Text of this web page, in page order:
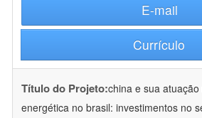
E-mail
Currículo
Título do Projeto:china e sua
energética no brasil: investimentos no